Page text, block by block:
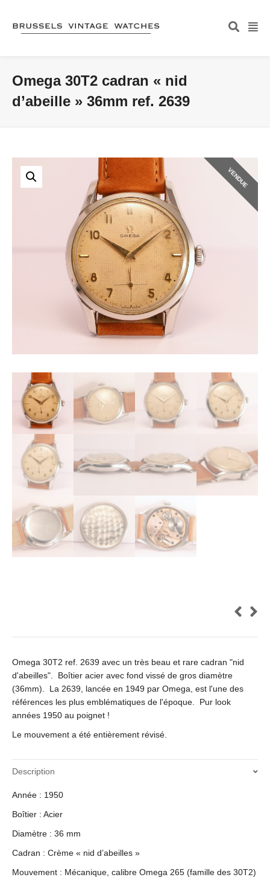
Omega 30T2 cadran « nid
d’abeille » 36mm ref. 2639
VENDUE
Omega 30T2 ref. 2639 avec un très beau et rare cadran "nid
d'abeilles". Boîtier acier avec fond vissé de gros diamètre
(36mm). La 2639, lancée en 1949 par Omega, est l'une des
références les plus emblématiques de l'époque. Pur look
années 1950 au poignet !
Le mouvement a été entièrement révisé.
Description
Année : 1950
Boîtier : Acier
Diamètre : 36 mm
Cadran : Crème « nid d’abeilles »
Mouvement : Mécanique, calibre Omega 265 (famille des 30T2)